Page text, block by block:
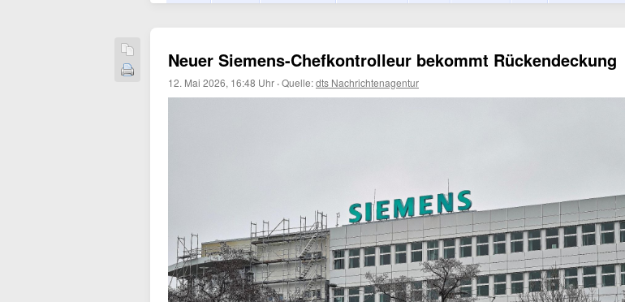
Neuer Siemens-Chefkontrolleur bekommt Rückendeckung
12. Mai 2026, 16:48 Uhr ·Quelle:dts Nachrichtenagentur